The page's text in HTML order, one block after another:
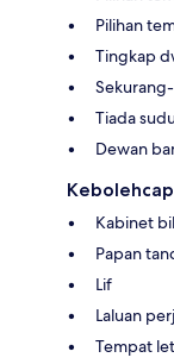
Pilihan
Tingkap
Tiada
Dewan
Kabinet
Papan
Lif
Laluan
Tempat